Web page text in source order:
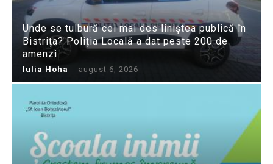
Unde se tulbură cel mai des liniștea publică în
Bistrița? Poliția Locală a dat peste 200 de
amenzi
Iulia Hoha - august 6, 2026